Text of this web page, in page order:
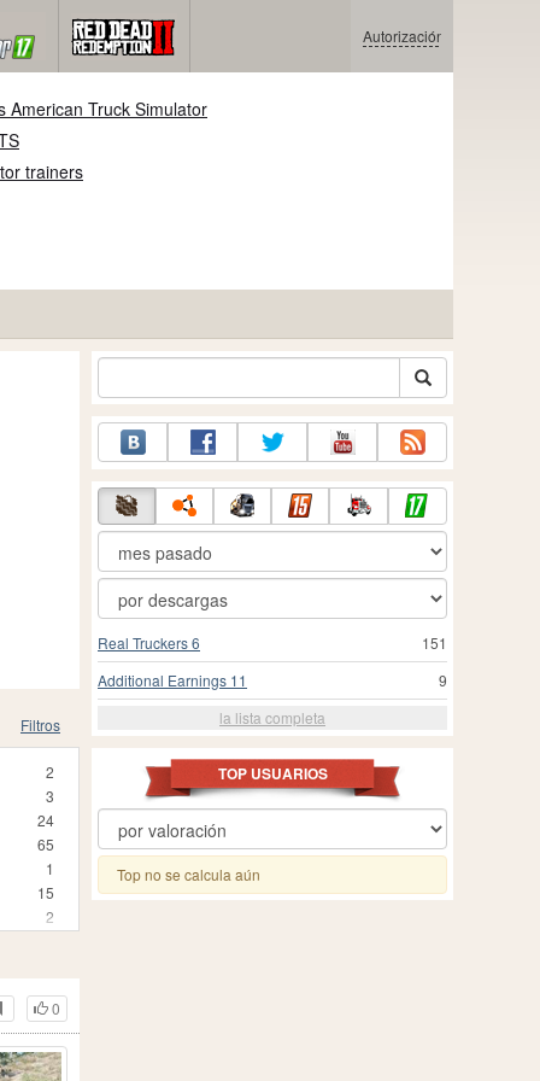
Autorización
American Truck Simulator
trainers
Filtros
2
3
24
65
1
15
2
3
4
2
0
151
Real Truckers 6
9
Additional Earnings 11
la lista completa
TOP USUARIOS
Top no se calcula aún